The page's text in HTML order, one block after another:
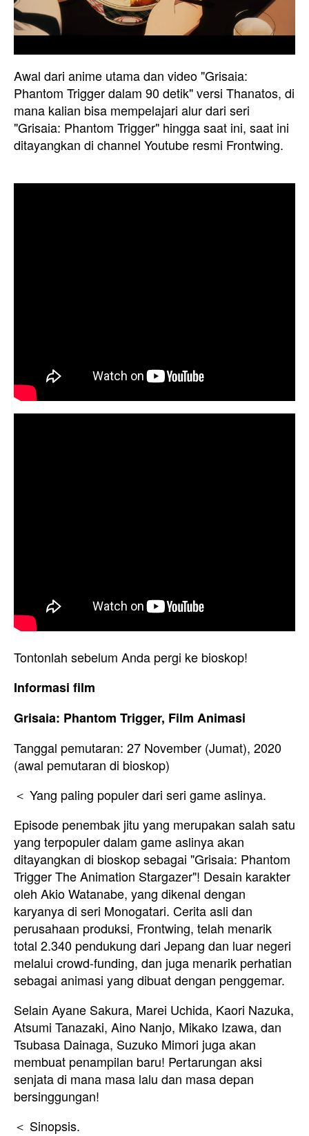
Awal dari anime utama dan video "Grisaia:
Phantom Trigger dalam 90 detik" versi Thanatos, di
mana kalian bisa mempelajari alur dari seri
"Grisaia: Phantom Trigger" hingga saat ini, saat ini
ditayangkan di channel Youtube resmi Frontwing.
Tontonlah sebelum Anda pergi ke bioskop!
Informasi film
Grisaia: Phantom Trigger, Film Animasi
Tanggal pemutaran: 27 November (Jumat), 2020
(awal pemutaran di bioskop)
＜ Yang paling populer dari seri game aslinya.
Episode penembak jitu yang merupakan salah satu
yang terpopuler dalam game aslinya akan
ditayangkan di bioskop sebagai "Grisaia: Phantom
Trigger The Animation Stargazer"! Desain karakter
oleh Akio Watanabe, yang dikenal dengan
karyanya di seri Monogatari. Cerita asli dan
perusahaan produksi, Frontwing, telah menarik
total 2.340 pendukung dari Jepang dan luar negeri
melalui crowd-funding, dan juga menarik perhatian
sebagai animasi yang dibuat dengan penggemar.
Selain Ayane Sakura, Marei Uchida, Kaori Nazuka,
Atsumi Tanazaki, Aino Nanjo, Mikako Izawa, dan
Tsubasa Dainaga, Suzuko Mimori juga akan
membuat penampilan baru! Pertarungan aksi
senjata di mana masa lalu dan masa depan
bersinggungan!
＜ Sinopsis.